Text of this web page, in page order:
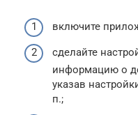
включите
сделайте
информацию о
указав
п.;